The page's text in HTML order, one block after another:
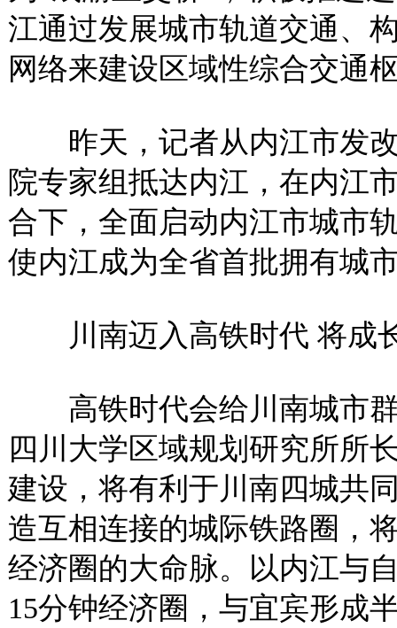
江通过发展城市轨道交通、
网络来建设区域性综合交通
昨天，记者从内江市发改
院专家组抵达内江，在内江
合下，全面启动内江市城市
使内江成为全省首批拥有城
川南迈入高铁时代 将成
高铁时代会给川南城市群
四川大学区域规划研究所所
建设，将有利于川南四城共
造互相连接的城际铁路圈，
经济圈的大命脉。以内江与
15分钟经济圈，与宜宾形成